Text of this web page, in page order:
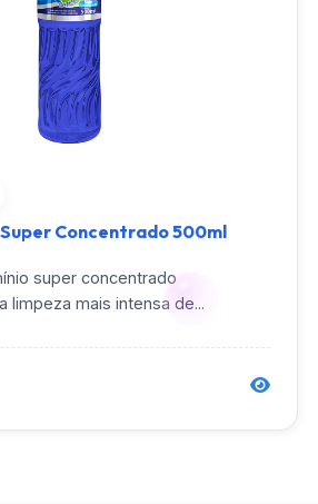
Concentrado 500ml
super concentrado
limpeza mais intensa de...